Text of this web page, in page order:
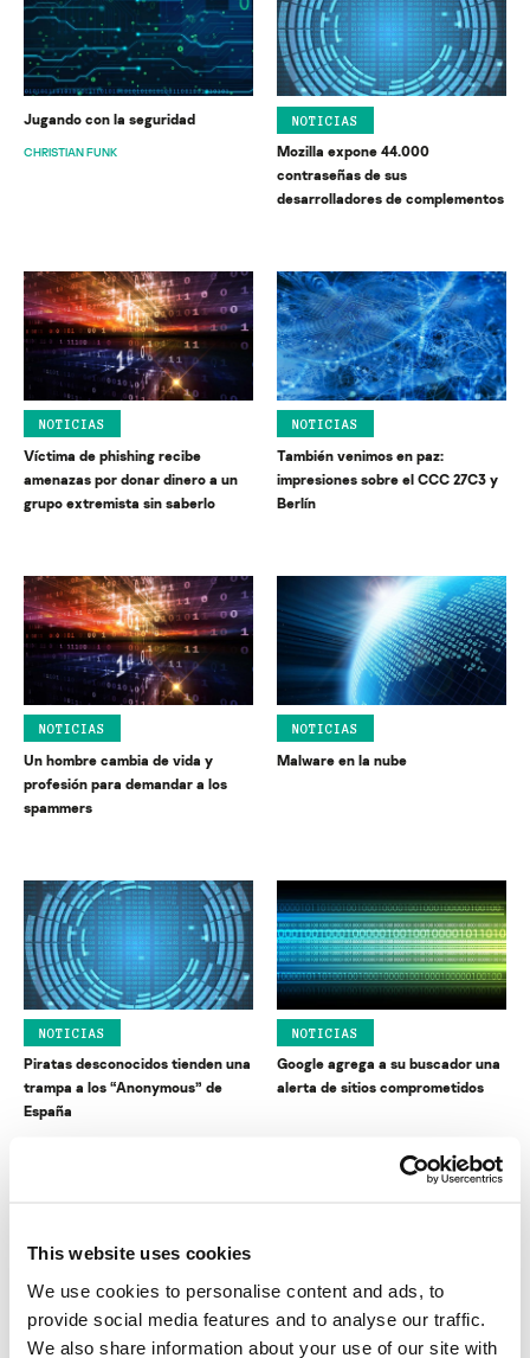
This website uses cookies
We use cookies to personalise content and ads, to
provide social media features and to analyse our traffic.
We also share information about your use of our site with
Jugando con la seguridad
CHRISTIAN FUNK
NOTICIAS
Mozilla expone 44.000
contraseñas de sus
desarrolladores de complementos
NOTICIAS
Víctima de phishing recibe
amenazas por donar dinero a un
grupo extremista sin saberlo
NOTICIAS
También venimos en paz:
impresiones sobre el CCC 27C3 y
Berlín
NOTICIAS
Un hombre cambia de vida y
profesión para demandar a los
spammers
NOTICIAS
Malware en la nube
NOTICIAS
Piratas desconocidos tienden una
trampa a los “Anonymous” de
España
NOTICIAS
Google agrega a su buscador una
alerta de sitios comprometidos